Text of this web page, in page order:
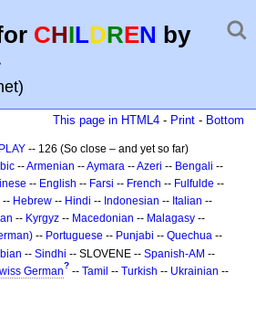
CHILDREN by
This page in HTML4 - Print - Bottom
-- 126 (So close – and yet so far)
--Armenian --Aymara --Azeri -- Bengali --
-- English -- Farsi -- French -- Fulfulde --
-- Hebrew -- Hindi -- Indonesian -- Italian --
-- Kyrgyz -- Macedonian -- Malagasy --
-- Portuguese -- Punjabi -- Quechua --
-- Sindhi -- SLOVENE -- Spanish-AM --
German? -- Tamil -- Turkish -- Ukrainian --